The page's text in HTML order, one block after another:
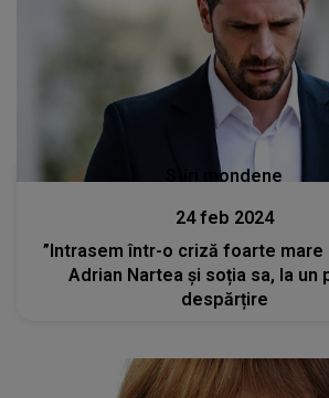
Stiri mondene
24 feb 2024
”Intrasem într-o criză foarte mare
Adrian Nartea și soția sa, la un
despărțire